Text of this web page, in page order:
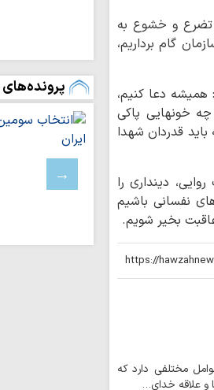
تضرع و خشوع به
گام برداریم،
دعا کنیم،
خونهایی پاکی
باید قدردان شهدا
دینداری را
نفسانی باشیم
بخیر شویم.
مختلفی دارد که
و علاقه خدای…
سقوط انسان باشد
توسعه
متناسب با شتاب
دیدار نمایندگان
شهید سامعی +
نورلایب
و معنوی برای
پرونده‌های